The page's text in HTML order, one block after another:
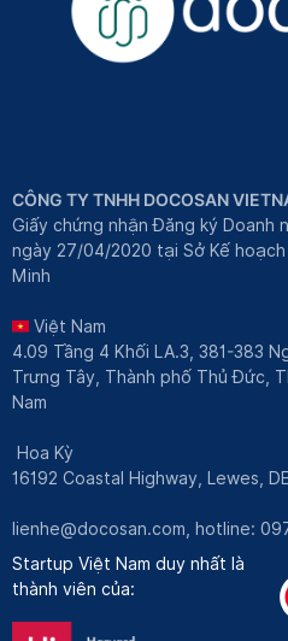
CÔNG TY TNHH DOCOSAN
Giấy chứng nhận Đăng ký Doanh
ngày 27/04/2020 tại Sở Kế
Minh
Việt Nam
4.09 Tầng 4 Khối LA.3, 381-383
Trưng Tây, Thành phố Thủ Đức,
Nam
Hoa Kỳ
16192 Coastal Highway, Lewes,
lienhe@docosan.com , hotline:
Startup Việt Nam duy nhất là
thành viên của: